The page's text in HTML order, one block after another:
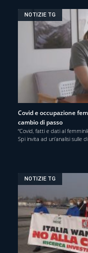
NOTIZIE TG
Covid e occupazione
cambio di passo
“Covid, fatti e dati al
Spi invita ad un’analisi sulle
NOTIZIE TG